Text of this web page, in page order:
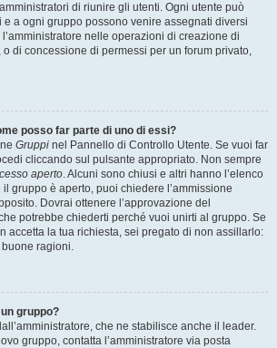
di riunire gli utenti. Ogni utente può
a ogni gruppo possono venire assegnati diversi
nelle operazioni di creazione di
di concessione di permessi per un forum privato,
posso far parte di uno di essi?
Gruppi nel Pannello di Controllo Utente. Se vuoi far
cliccando sul pulsante appropriato. Non sempre
aperto. Alcuni sono chiusi e altri hanno l’elenco
gruppo è aperto, puoi chiedere l’ammissione
Dovrai ottenere l’approvazione del
potrebbe chiederti perché vuoi unirti al gruppo. Se
accetta la tua richiesta, sei pregato di non assillarlo:
ragioni.
gruppo?
che ne stabilisce anche il leader.
gruppo, contatta l’amministratore via posta